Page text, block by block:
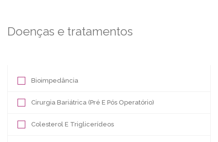
Doenças e tratamentos
Bioimpedância
Cirurgia Bariátrica (Pré E Pós Operatório)
Colesterol E Triglicerídeos